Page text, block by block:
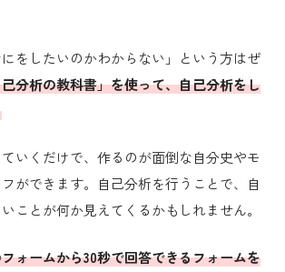
にをしたいのかわからない」という方はぜ
分析の教科書」を使って、自己分析をし
いくだけで、作るのが面倒な自分史やモ
ができます。自己分析を行うことで、自
ことが何か見えてくるかもしれません。
ォームから30秒で回答できるフォームを